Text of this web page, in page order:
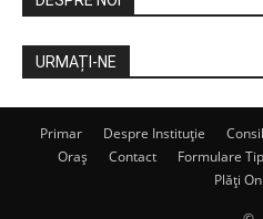
URMAȚI-NE
Primar Despre Instituție
Oraș
Contact Formulare Tip
Plăți